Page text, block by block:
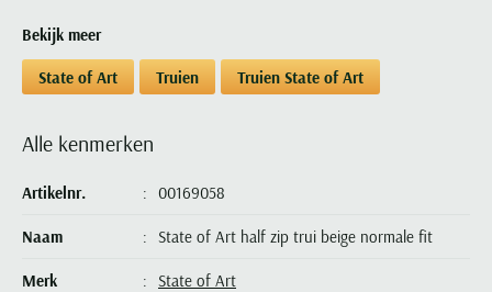
Wit overhemd heren
Groen overhemd heren
Vanguard
Grote maten poloshirts
Grote maten herenmode
Populaire kleuren
Witte polo heren
Tommy Hilfiger
Vanguard
Populaire materialen
Merino wol trui
Vanguard
2e broek voor de helft
Meyer Chicago
Meyer Diego
UBR
Wellington of Billmore
Grote maten jassen
Grote maten winterjassen
R2
State of Art
Superdry
Tramarossa
Mason's
Mc Alson
Meyer
New Zealand
Bekijk meer
State of Art Truien Truien State of Art
Alle kenmerken
Artikelnr. 00169058
Naam State of Art half zip trui beige normale fit
Merk State of Art